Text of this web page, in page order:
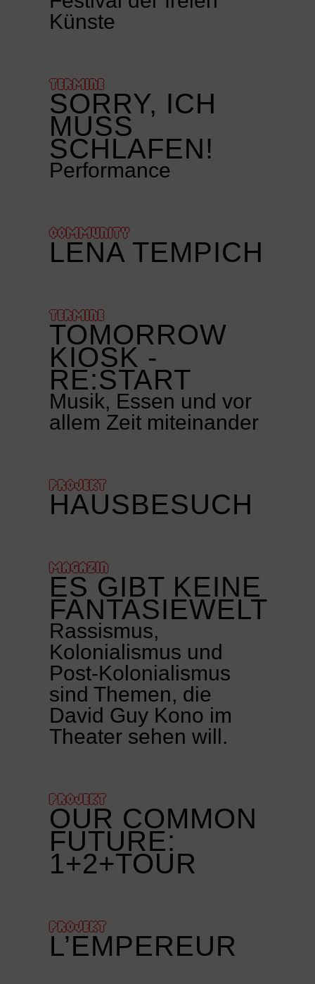
Künste
TERMINE
SORRY, ICH
MUSS
SCHLAFEN!
Performance
COMMUNITY
LENA TEMPICH
TERMINE
TOMORROW
KIOSK -
RE:START
Musik, Essen und vor
allem Zeit miteinander
PROJEKT
HAUSBESUCH
MAGAZIN
ES GIBT KEINE
FANTASIEWELT
Rassismus,
Kolonialismus und
Post-Kolonialismus
sind Themen, die
David Guy Kono im
Theater sehen will.
PROJEKT
OUR COMMON
FUTURE:
1+2+TOUR
PROJEKT
L’EMPEREUR